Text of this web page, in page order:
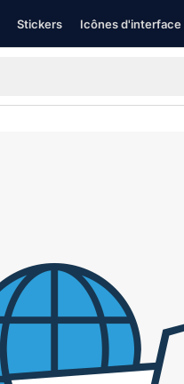
Stickers Icônes d'interface